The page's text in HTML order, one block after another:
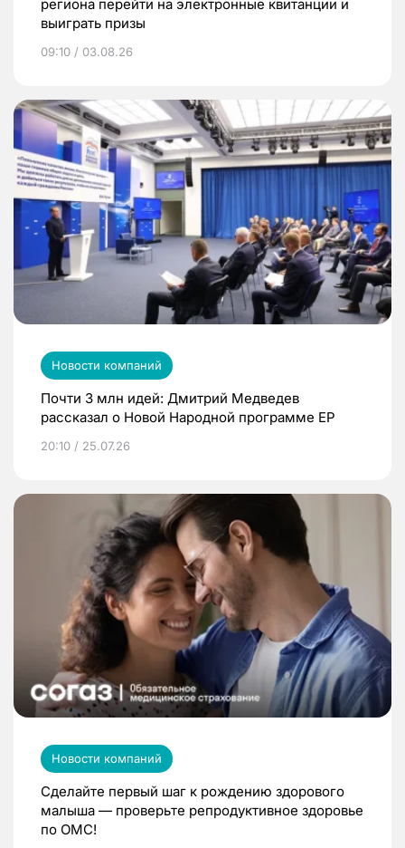
региона перейти на электронные квитанции и
выиграть призы
09:10 / 03.08.26
Новости компаний
Почти 3 млн идей: Дмитрий Медведев
рассказал о Новой Народной программе ЕР
20:10 / 25.07.26
Новости компаний
Сделайте первый шаг к рождению здорового
малыша — проверьте репродуктивное здоровье
по ОМС!